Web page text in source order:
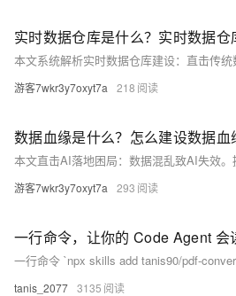
实时数据仓库是什么？实时数据仓
游客7wkr3y7oxyt7a 218
数据血缘是什么？怎么建设数据血
游客7wkr3y7oxyt7a 293
一行命令，让你的 Code Agent 会
tanis_2077 3135